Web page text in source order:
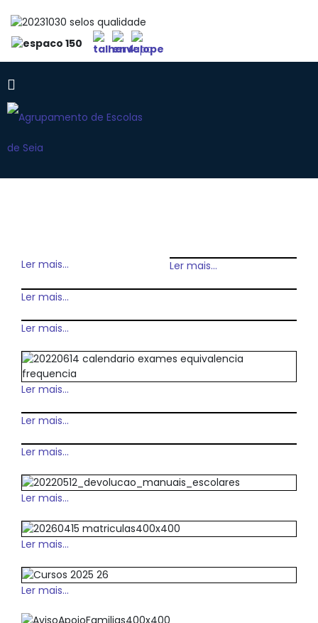
Ler mais... Ler mais...
Ler mais...
Ler mais...
Ler mais...
Ler mais...
Ler mais...
Ler mais...
Ler mais...
Ler mais...